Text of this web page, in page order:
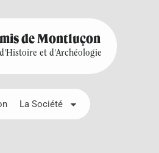
de Montluçon
et d'Archéologie
La Société